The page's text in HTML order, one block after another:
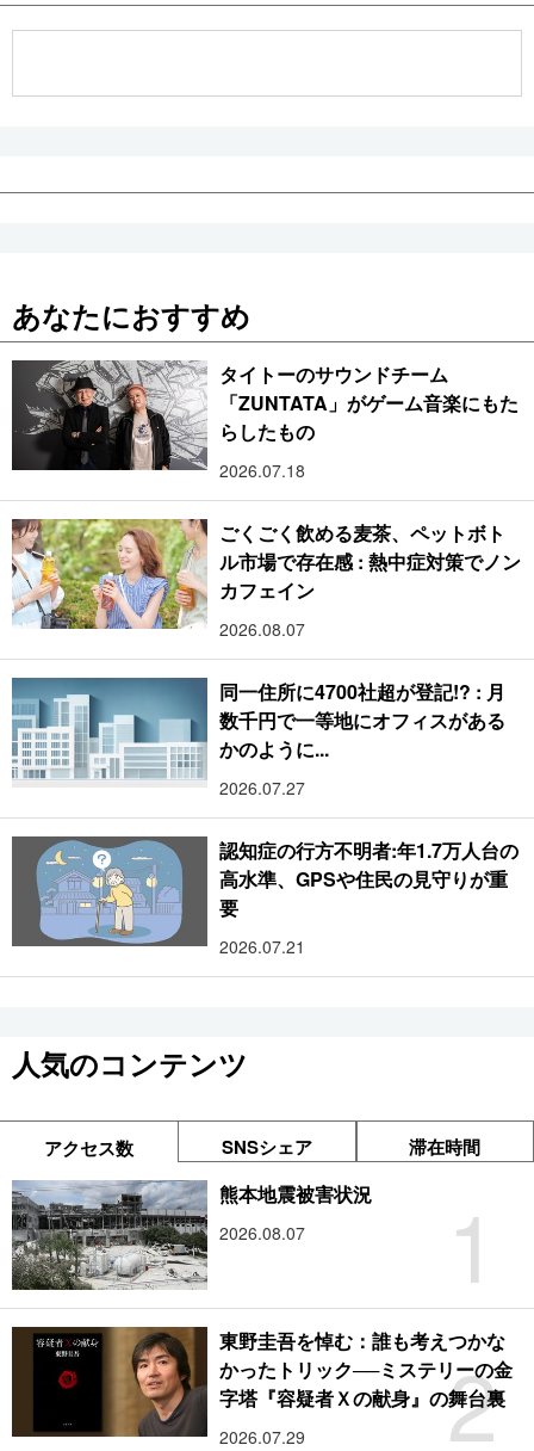
あなたにおすすめ
タイトーのサウンドチーム
「ZUNTATA」がゲーム音楽にもた
らしたもの
2026.07.18
ごくごく飲める麦茶、ペットボト
ル市場で存在感 : 熱中症対策でノン
カフェイン
2026.08.07
同一住所に4700社超が登記!? : 月
数千円で一等地にオフィスがある
かのように...
2026.07.27
認知症の行方不明者:年1.7万人台の
高水準、GPSや住民の見守りが重
要
2026.07.21
人気のコンテンツ
アクセス数 SNSシェア 滞在時間
1
熊本地震被害状況
2026.08.07
2
東野圭吾を悼む：誰も考えつかな
かったトリック──ミステリーの金
字塔『容疑者Ｘの献身』の舞台裏
2026.07.29